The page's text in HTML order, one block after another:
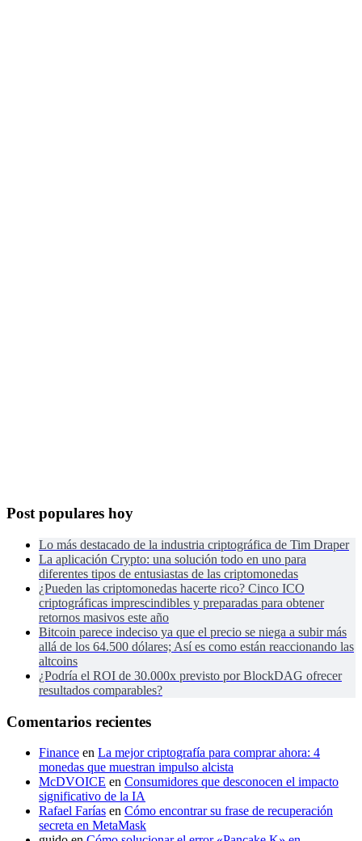
Post populares hoy
Lo más destacado de la industria criptográfica de Tim Draper
La aplicación Crypto: una solución todo en uno para
diferentes tipos de entusiastas de las criptomonedas
¿Pueden las criptomonedas hacerte rico? Cinco ICO
criptográficas imprescindibles y preparadas para obtener
retornos masivos este año
Bitcoin parece indeciso ya que el precio se niega a subir más
allá de los 64.500 dólares; Así es como están reaccionando las
altcoins
¿Podría el ROI de 30.000x previsto por BlockDAG ofrecer
resultados comparables?
Comentarios recientes
Finance en La mejor criptografía para comprar ahora: 4
monedas que muestran impulso alcista
McDVOICE en Consumidores que desconocen el impacto
significativo de la IA
Rafael Farías en Cómo encontrar su frase de recuperación
secreta en MetaMask